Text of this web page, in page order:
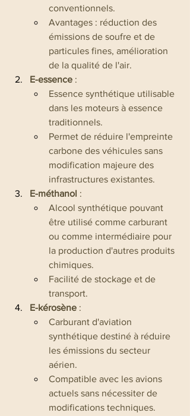
conventionnels.
Avantages : réduction des
émissions de soufre et de
particules fines, amélioration
de la qualité de l'air.
E-essence :
Essence synthétique utilisable
dans les moteurs à essence
traditionnels.
Permet de réduire l'empreinte
carbone des véhicules sans
modification majeure des
infrastructures existantes.
E-méthanol :
Alcool synthétique pouvant
être utilisé comme carburant
ou comme intermédiaire pour
la production d'autres produits
chimiques.
Facilité de stockage et de
transport.
E-kérosène :
Carburant d'aviation
synthétique destiné à réduire
les émissions du secteur
aérien.
Compatible avec les avions
actuels sans nécessiter de
modifications techniques.